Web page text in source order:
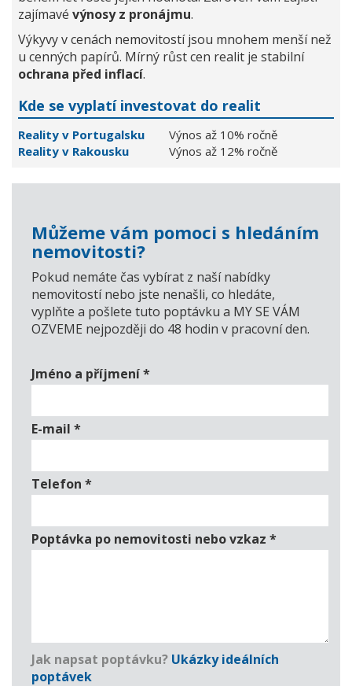
zajímavé výnosy z pronájmu.
Výkyvy v cenách nemovitostí jsou mnohem menší než
u cenných papírů. Mírný růst cen realit je stabilní
ochrana před inflací.
Kde se vyplatí investovat do realit
Reality v Portugalsku
Výnos až 10% ročně
Reality v Rakousku
Výnos až 12% ročně
Můžeme vám pomoci s hledáním
nemovitosti?
Pokud nemáte čas vybírat z naší nabídky
nemovitostí nebo jste nenašli, co hledáte,
vyplňte a pošlete tuto poptávku a MY SE VÁM
OZVEME nejpozději do 48 hodin v pracovní den.
Jméno a příjmení*
E-mail *
Telefon *
Poptávka po nemovitosti nebo vzkaz *
Jak napsat poptávku? Ukázky ideálních
poptávek